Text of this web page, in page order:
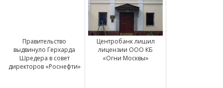
Правительство
выдвинуло Герхарда
Шредера в совет
директоров «Роснефти»
Центробанк лишил
лицензии ООО КБ
«Огни Москвы»